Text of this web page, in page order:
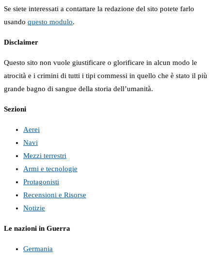
Se siete interessati a contattare la redazione del sito potete farlo
usando questo modulo.
Disclaimer
Questo sito non vuole giustificare o glorificare in alcun modo le
atrocità e i crimini di tutti i tipi commessi in quello che è stato il più
grande bagno di sangue della storia dell’umanità.
Sezioni
Aerei
Navi
Mezzi terrestri
Armi e tecnologie
Protagonisti
Recensioni e Risorse
Notizie
Le nazioni in Guerra
Germania